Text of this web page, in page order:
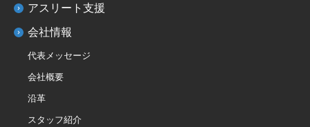
アスリート支援
会社情報
代表メッセージ
会社概要
沿革
スタッフ紹介